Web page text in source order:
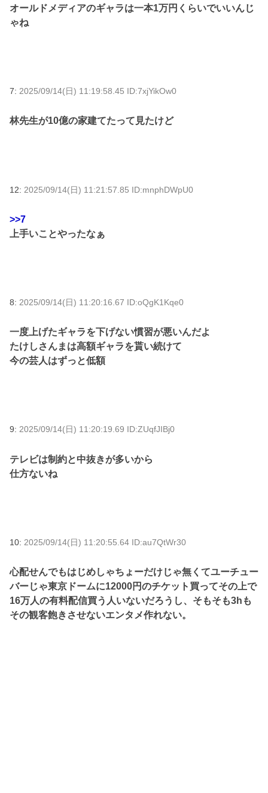
オールドメディアのギャラは一本1万円くらいでいいんじ
ゃね
7: 2025/09/14(日) 11:19:58.45 ID:7xjYikOw0
林先生が10億の家建てたって見たけど
12: 2025/09/14(日) 11:21:57.85 ID:mnphDWpU0
>>7
上手いことやったなぁ
8: 2025/09/14(日) 11:20:16.67 ID:oQgK1Kqe0
一度上げたギャラを下げない慣習が悪いんだよ
たけしさんまは高額ギャラを貰い続けて
今の芸人はずっと低額
9: 2025/09/14(日) 11:20:19.69 ID:ZUqfJIBj0
テレビは制約と中抜きが多いから
仕方ないね
10: 2025/09/14(日) 11:20:55.64 ID:au7QtWr30
心配せんでもはじめしゃちょーだけじゃ無くてユーチュー
バーじゃ東京ドームに12000円のチケット買ってその上で
16万人の有料配信買う人いないだろうし、そもそも3hも
その観客飽きさせないエンタメ作れない。